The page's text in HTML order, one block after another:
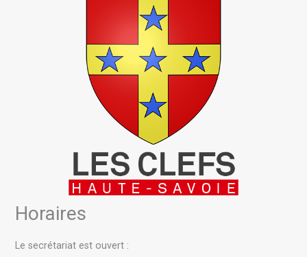
Horaires
Le secrétariat est ouvert :